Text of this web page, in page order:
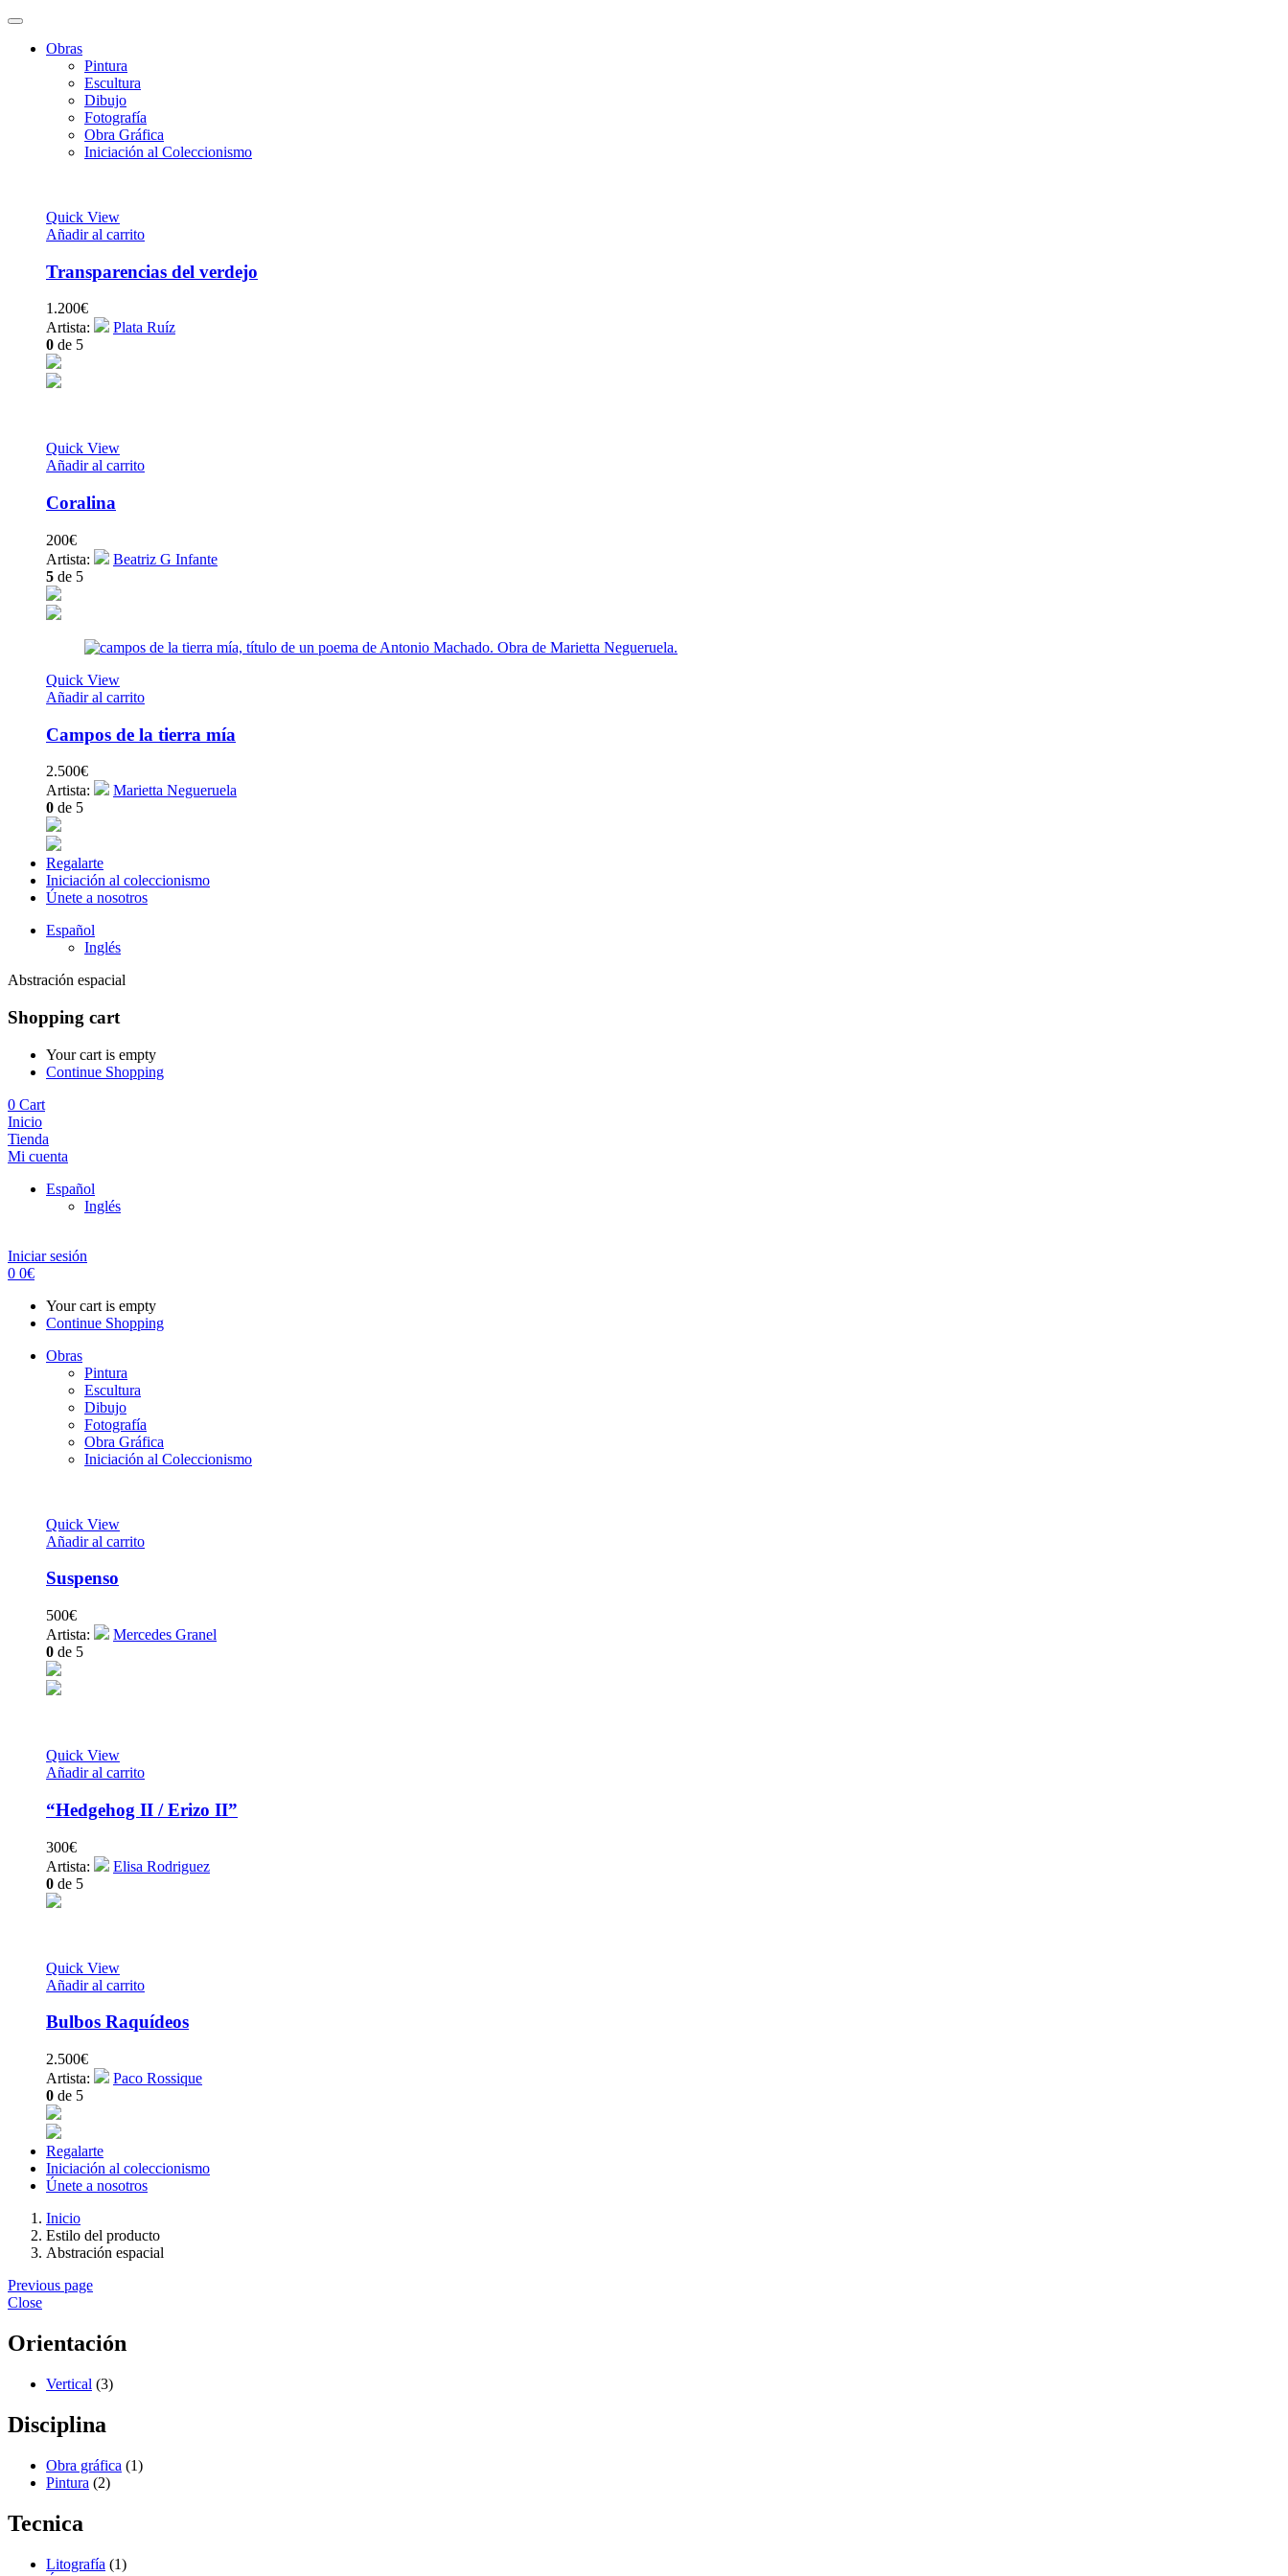
Obras
Pintura
Escultura
Dibujo
Fotografía
Obra Gráfica
Iniciación al Coleccionismo
Quick View
Añadir al carrito
Transparencias del verdejo
1.200€
Artista:
Plata Ruíz
0 de 5
Quick View
Añadir al carrito
Coralina
200€
Artista:
Beatriz G Infante
5 de 5
Quick View
Añadir al carrito
Campos de la tierra mía
2.500€
Artista:
Marietta Negueruela
0 de 5
Regalarte
Iniciación al coleccionismo
Únete a nosotros
Español
Inglés
Abstración espacial
Shopping cart
Your cart is empty
Continue Shopping
0 Cart
Inicio
Tienda
Mi cuenta
Español
Inglés
Iniciar sesión
0 0€
Your cart is empty
Continue Shopping
Obras
Pintura
Escultura
Dibujo
Fotografía
Obra Gráfica
Iniciación al Coleccionismo
Quick View
Añadir al carrito
Suspenso
500€
Artista:
Mercedes Granel
0 de 5
Quick View
Añadir al carrito
“Hedgehog II / Erizo II”
300€
Artista:
Elisa Rodriguez
0 de 5
Quick View
Añadir al carrito
Bulbos Raquídeos
2.500€
Artista:
Paco Rossique
0 de 5
Regalarte
Iniciación al coleccionismo
Únete a nosotros
Inicio
Estilo del producto
Abstración espacial
Previous page
Close
Orientación
Vertical (3)
Disciplina
Obra gráfica (1)
Pintura (2)
Tecnica
Litografía (1)